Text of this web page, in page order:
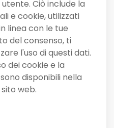
Ciò include la
e cookie, utilizzati
linea con le tue
del consenso, ti
l'uso di questi dati.
dei cookie e la
disponibili nella
web.